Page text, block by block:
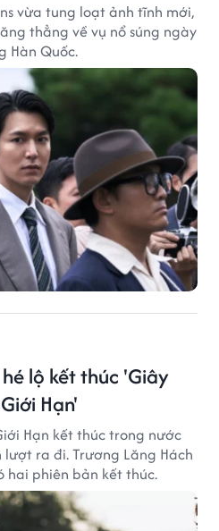
vừa tung loạt ảnh tĩnh mới,
thẳng về vụ nổ súng ngày
Hàn Quốc.
lộ kết thúc 'Giây
Hạn'
Hạn kết thúc trong nước
ra đi. Trương Lăng Hách
phiên bản kết thúc.